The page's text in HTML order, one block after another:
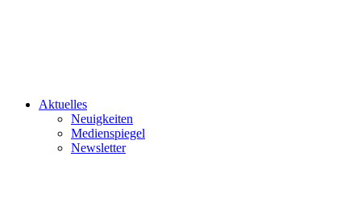
Aktuelles
Neuigkeiten
Medienspiegel
Newsletter